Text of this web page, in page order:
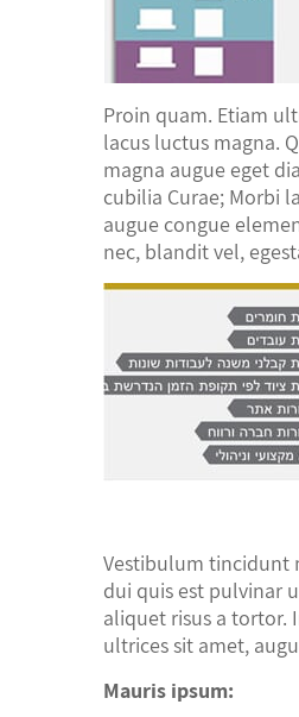
Proin quam. Etiam
lacus luctus magna.
magna augue eget
cubilia Curae; Morbi
augue congue
nec, blandit vel,
Vestibulum tincidunt
dui quis est pulvinar
aliquet risus a tortor.
ultrices sit amet,
Mauris ipsum: